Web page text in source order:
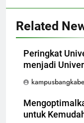
Related
Peringkat
menjadi
untuk